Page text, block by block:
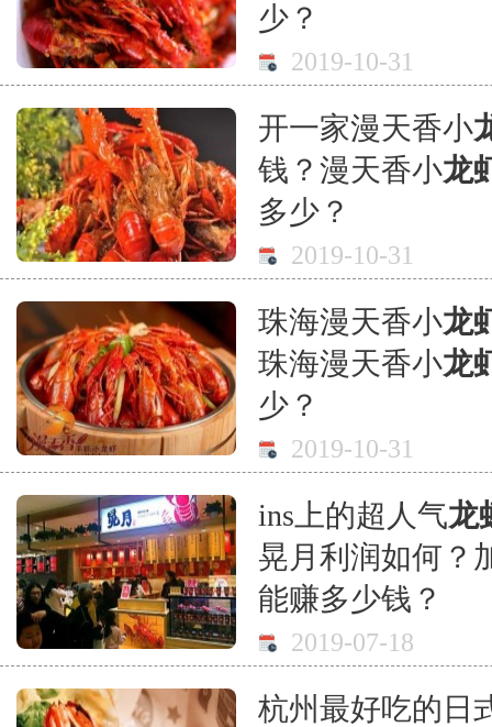
少？
2019-10-31
开一家漫天香小
钱？漫天香小龙
多少？
2019-10-31
珠海漫天香小龙
珠海漫天香小龙
少？
2019-10-31
ins上的超人气龙
晃月利润如何？
能赚多少钱？
2019-07-18
杭州最好吃的日